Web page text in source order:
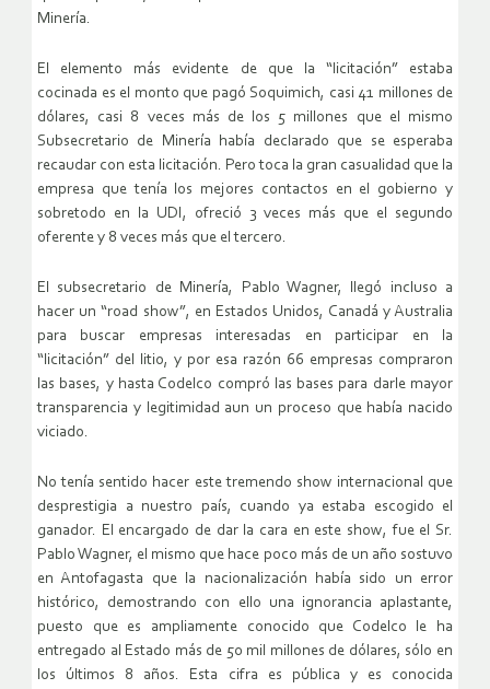
Minería.
El elemento más evidente de que la “licitación” estaba
cocinada es el monto que pagó Soquimich, casi 41 millones de
dólares, casi 8 veces más de los 5 millones que el mismo
Subsecretario de Minería había declarado que se esperaba
recaudar con esta licitación. Pero toca la gran casualidad que la
empresa que tenía los mejores contactos en el gobierno y
sobretodo en la UDI, ofreció 3 veces más que el segundo
oferente y 8 veces más que el tercero.
El subsecretario de Minería, Pablo Wagner, llegó incluso a
hacer un “road show”, en Estados Unidos, Canadá y Australia
para buscar empresas interesadas en participar en la
“licitación” del litio, y por esa razón 66 empresas compraron
las bases, y hasta Codelco compró las bases para darle mayor
transparencia y legitimidad aun un proceso que había nacido
viciado.
No tenía sentido hacer este tremendo show internacional que
desprestigia a nuestro país, cuando ya estaba escogido el
ganador. El encargado de dar la cara en este show, fue el Sr.
Pablo Wagner, el mismo que hace poco más de un año sostuvo
en Antofagasta que la nacionalización había sido un error
histórico, demostrando con ello una ignorancia aplastante,
puesto que es ampliamente conocido que Codelco le ha
entregado al Estado más de 50 mil millones de dólares, sólo en
los últimos 8 años. Esta cifra es pública y es conocida